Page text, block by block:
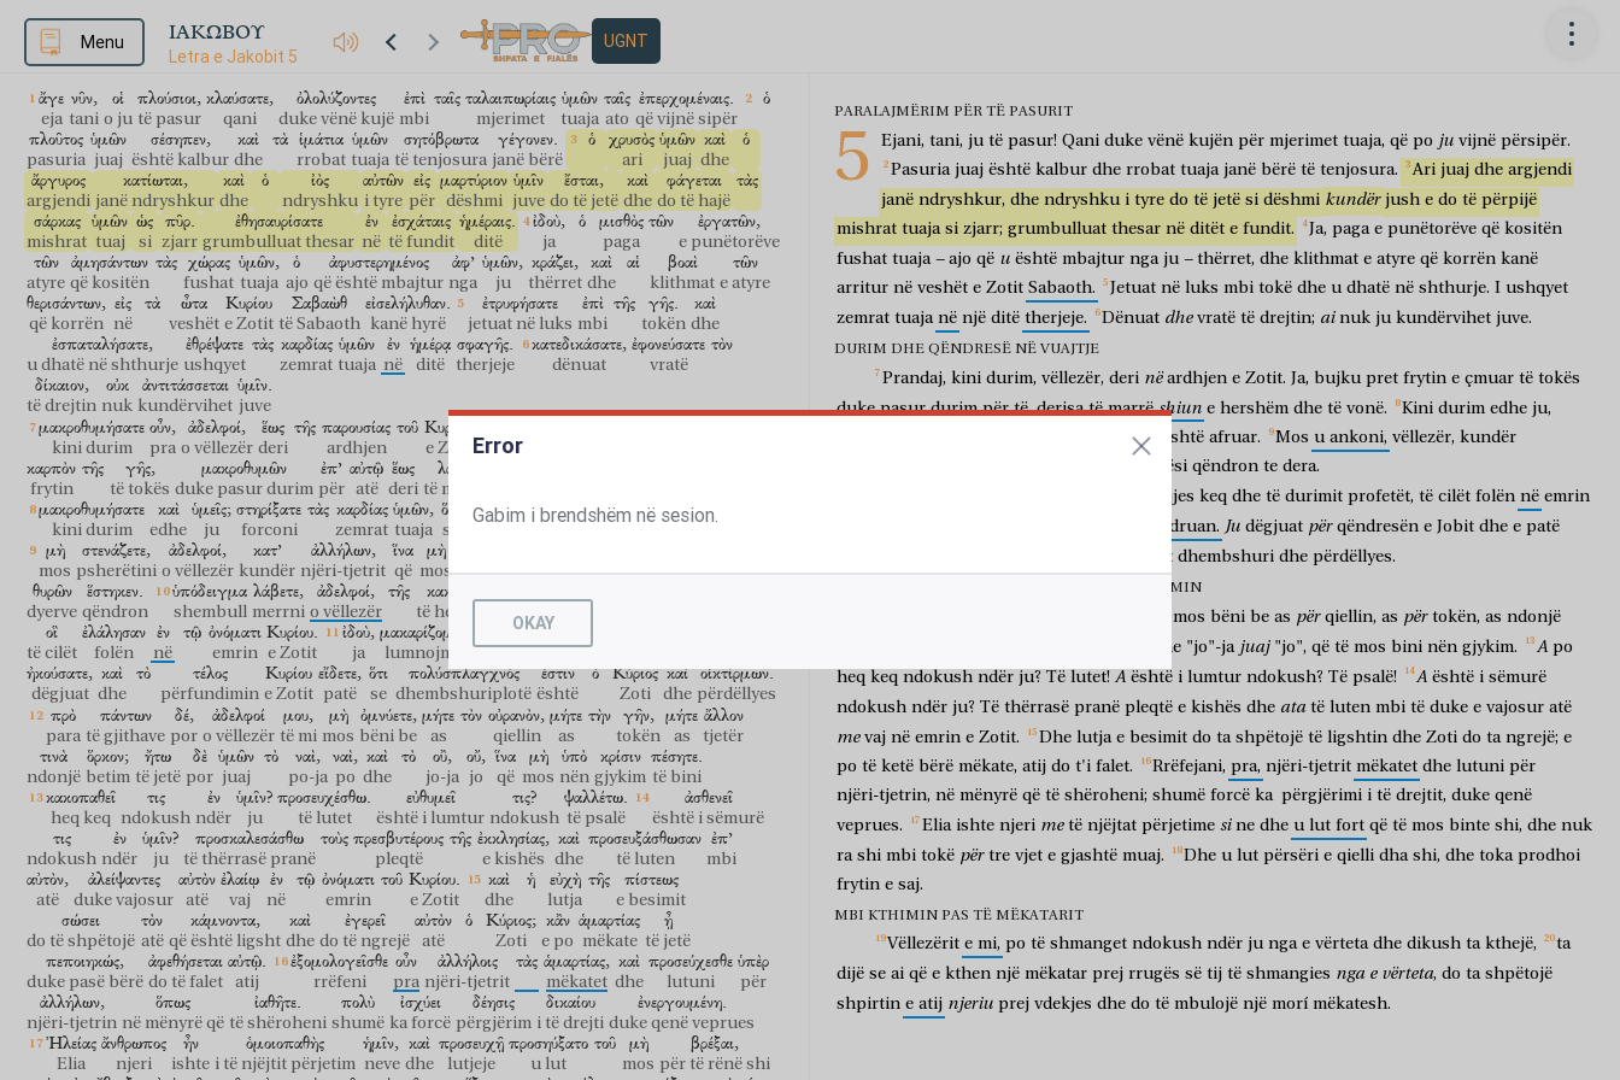
Menu ΙΑΚΩΒΟΥ
Letra e Jakobit 5
UGNT
ἄγε
eja
νῦν,
tani
οἱ
o ju
πλούσιοι,
të pasur
κλαύσατε,
qani
ὀλολύζοντες
duke vënë kujë
ἐπὶ
mbi
ταῖς ταλαιπωρίαις
mjerimet
ὑμῶν
tuaja
ταῖς
ato
ἐπερχομέναις.
që vijnë sipër
ὁ
πλοῦτος
pasuria
ὑμῶν
juaj
σέσηπεν,
është kalbur
καὶ
dhe
τὰ ἱμάτια
rrobat
ὑμῶν
tuaja
σητόβρωτα
të tenjosura
γέγονεν.
janë bërë
ὁ χρυσὸς
ari
ὑμῶν
juaj
καὶ
dhe
ὁ
ἄργυρος
argjendi
κατίωται,
janë ndryshkur
καὶ
dhe
ὁ ἰὸς
ndryshku
αὐτῶν
i tyre
εἰς
për
μαρτύριον
dëshmi
ὑμῖν
juve
ἔσται,
do të jetë
καὶ
dhe
φάγεται
do të hajë
τὰς
σάρκας
mishrat
ὑμῶν
tuaj
ὡς
si
πῦρ.
zjarr
ἐθησαυρίσατε
grumbulluat thesar
ἐν
në
ἐσχάταις
të fundit
ἡμέραις.
ditë
ἰδοὺ,
ja
ὁ μισθὸς
paga
τῶν ἐργατῶν,
e punëtorëve
τῶν
atyre
ἀμησάντων
që kositën
τὰς χώρας
fushat
ὑμῶν,
tuaja
ὁ
ajo
ἀφυστερημένος
që është mbajtur
ἀφ’
nga
ὑμῶν,
ju
κράζει,
thërret
καὶ
dhe
αἱ βοαὶ
klithmat
τῶν
e atyre
θερισάντων,
që korrën
εἰς
në
τὰ ὦτα
veshët
Κυρίου
e Zotit
Σαβαὼθ
të Sabaoth
εἰσελήλυθαν.
kanë hyrë
ἐτρυφήσατε
jetuat në luks
ἐπὶ
mbi
τῆς γῆς.
tokën
καὶ
dhe
ἐσπαταλήσατε,
u dhatë në shthurje
ἐθρέψατε
ushqyet
τὰς καρδίας
zemrat
ὑμῶν
tuaja
ἐν
në
ἡμέρᾳ
ditë
σφαγῆς.
therjeje
κατεδικάσατε,
dënuat
ἐφονεύσατε
vratë
τὸν
δίκαιον,
të drejtin
οὐκ
nuk
ἀντιτάσσεται
kundërvihet
ὑμῖν.
juve
μακροθυμήσατε
kini durim
οὖν,
pra
ἀδελφοί,
o vëllezër
ἕως
deri
τῆς παρουσίας
ardhjen
τοῦ Κυρίου.
e Zotit ja
καρπὸν
frytin
τῆς γῆς,
të tokës
μακροθυμῶν
duke pasur durim
ἐπ’
për
αὐτῷ
atë
ἕως
deri
λάβῃ
të marrë
μακροθυμήσατε
kini durim
καὶ
edhe
ὑμεῖς;
ju
στηρίξατε
forconi
τὰς καρδίας
zemrat
ὑμῶν,
tuaja
ὅτι
se
ἡ παρουσία τοῦ Κυρίου ἤγγικεν.
μὴ
mos
στενάζετε,
psherëtini
ἀδελφοί,
o vëllezër
κατ’
kundër
ἀλλήλων,
njëri-tjetrit
ἵνα
që
μὴ
mos të gjykoheni ja gjykatësi para
θυρῶν
dyerve
ἕστηκεν.
qëndron
ὑπόδειγμα
shembull
λάβετε,
merrni
ἀδελφοί,
o vëllezër
τῆς κακοπαθίας
të heqjes keq dhe
οἳ
të cilët
ἐλάλησαν
folën
ἐν
në
τῷ ὀνόματι
emrin
Κυρίου.
e Zotit
ἰδοὺ,
ja
μακαρίζομεν
lumnojmë ata
ὑπομείναντας.
që qëndruan
ἠκούσατε,
dëgjuat
καὶ
dhe
τὸ τέλος
përfundimin
Κυρίου
e Zotit
εἴδετε,
patë
ὅτι
se
πολύσπλαγχνός
dhembshuriplotë
ἐστιν
është
ὁ Κύριος
Zoti
καὶ
dhe
οἰκτίρμων.
përdëllyes
πρὸ
para
πάντων
të gjithave
δέ,
por
ἀδελφοί
o vëllezër
μου,
të mi
μὴ
mos
ὀμνύετε,
bëni be
μήτε
as
τὸν οὐρανὸν,
qiellin
μήτε
as
τὴν γῆν,
tokën
μήτε
as
ἄλλον
tjetër
τινὰ
ndonjë
ὅρκον;
betim
ἤτω
të jetë
δὲ
por
ὑμῶν
juaj
τὸ ναὶ,
po-ja
ναὶ,
po
καὶ
dhe
τὸ οὒ,
jo-ja
οὔ,
jo
ἵνα
që
μὴ
mos
ὑπὸ
nën
κρίσιν
gjykim
πέσητε.
të bini
κακοπαθεῖ
heq keq
τις
ndokush
ἐν
ndër
ὑμῖν?
ju
προσευχέσθω.
të lutet
εὐθυμεῖ
është i lumtur
τις?
ndokush
ψαλλέτω.
të psalë
ἀσθενεῖ
është i sëmurë
τις
ndokush
ἐν
ndër
ὑμῖν?
ju
προσκαλεσάσθω
të thërrasë pranë
τοὺς πρεσβυτέρους
pleqtë
τῆς ἐκκλησίας,
e kishës
καὶ
dhe
προσευξάσθωσαν
të luten
ἐπ’
mbi
αὐτὸν,
atë
ἀλείψαντες
duke vajosur
αὐτὸν
atë
ἐλαίῳ
vaj
ἐν
në
τῷ ὀνόματι
emrin
τοῦ Κυρίου.
e Zotit
καὶ
dhe
ἡ εὐχὴ
lutja
τῆς πίστεως
e besimit
σώσει
do të shpëtojë
τὸν
atë
κάμνοντα,
që është ligsht
καὶ
dhe
ἐγερεῖ
do të ngrejë
αὐτὸν
atë
ὁ Κύριος;
Zoti
κἂν
e po
ἁμαρτίας
mëkate
ᾖ
të jetë
πεποιηκώς,
duke pasë bërë
ἀφεθήσεται
do të falet
αὐτῷ.
atij
ἐξομολογεῖσθε
rrëfeni
οὖν
pra
ἀλλήλοις
njëri-tjetrit
τὰς ἁμαρτίας,
mëkatet
καὶ
dhe
προσεύχεσθε
lutuni
ὑπὲρ
për
ἀλλήλων,
njëri-tjetrin
ὅπως
në mënyrë që
ἰαθῆτε.
të shëroheni
πολὺ
shumë
ἰσχύει
ka forcë
δέησις
përgjërim
δικαίου
i të drejti
ἐνεργουμένη.
duke qenë veprues
Ἠλείας
Elia
ἄνθρωπος
njeri
ἦν
ishte
ὁμοιοπαθὴς
i të njëjtit përjetim
ἡμῖν,
neve
καὶ
dhe
προσευχῇ
lutjeje
προσηύξατο
u lut
τοῦ μὴ
mos
βρέξαι,
për të rënë shi
PARALAJMËRIM PËR TË PASURIT
5 Ejani, tani, ju të pasur! Qani duke vënë kujën për mjerimet tuaja, që po ju vijnë përsipër.
Pasuria juaj është kalbur dhe rrobat tuaja janë bërë të tenjosura. Ari juaj dhe argjendi
janë ndryshkur, dhe ndryshku i tyre do të jetë si dëshmi kundër jush e do të përpijë
mishrat tuaja si zjarr; grumbulluat thesar në ditët e fundit. Ja, paga e punëtorëve që kositën
fushat tuaja – ajo që u është mbajtur nga ju – thërret, dhe klithmat e atyre që korrën kanë
arritur në veshët e Zotit Sabaoth. Jetuat në luks mbi tokë dhe u dhatë në shthurje. I ushqyet
zemrat tuaja në një ditë therjeje. Dënuat dhe vratë të drejtin; ai nuk ju kundërvihet juve.
DURIM DHE QËNDRESË NË VUAJTJE
Prandaj, kini durim, vëllezër, deri në ardhjen e Zotit. Ja, bujku pret frytin e çmuar të tokës
duke pasur durim për të, derisa të marrë shiun e hershëm dhe të vonë. Kini durim edhe ju,
Zotit është afruar. Mos u ankoni, vëllezër, kundër
gjykatësi qëndron te dera.
heqjes keq dhe të durimit profetët, të cilët folën në emrin
qëndruan. Ju dëgjuat për qëndresën e Jobit dhe e patë
plot dhembshuri dhe përdëllyes.
UDHËZIME PËR BETIMIN, LUTJEN DHE RRËFIMIN
mos bëni be as për qiellin, as për tokën, as ndonjë
dhe "jo"-ja juaj "jo", që të mos bini nën gjykim. A po
heq keq ndokush ndër ju? Të lutet! A është i lumtur ndokush? Të psalë! A është i sëmurë
ndokush ndër ju? Të thërrasë pranë pleqtë e kishës dhe ata të luten mbi të duke e vajosur atë
me vaj në emrin e Zotit. Dhe lutja e besimit do ta shpëtojë të ligshtin dhe Zoti do ta ngrejë; e
po të ketë bërë mëkate, atij do t'i falet. Rrëfejani, pra, njëri-tjetrit mëkatet dhe lutuni për
njëri-tjetrin, në mënyrë që të shëroheni; shumë forcë ka përgjërimi i të drejtit, duke qenë
veprues.
Elia ishte njeri me të njëjtat përjetime si ne dhe u lut fort që të mos binte shi, dhe nuk
ra shi mbi tokë për tre vjet e gjashtë muaj. Dhe u lut përsëri e qielli dha shi, dhe toka prodhoi
frytin e saj.
MBI KTHIMIN PAS TË MËKATARIT
Vëllezërit e mi, po të shmanget ndokush ndër ju nga e vërteta dhe dikush ta kthejë,
ta
dijë se ai që e kthen një mëkatar prej rrugës së tij të shmangies nga e vërteta, do ta shpëtojë
shpirtin e atij njeriu prej vdekjes dhe do të mbulojë një morí mëkatesh.
Error
Gabim i brendshëm në sesion.
OKAY